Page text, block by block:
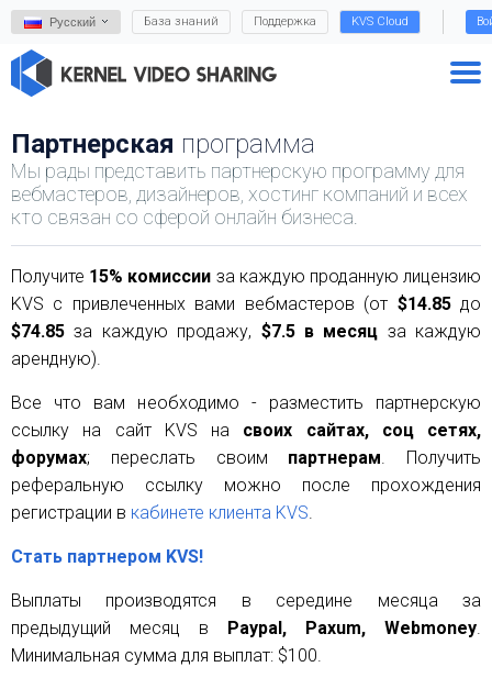
Русский База знаний Поддержка KVS Cloud
Партнерская программа
Мы рады представить партнерскую программу для
вебмастеров, дизайнеров, хостинг компаний и всех
кто связан со сферой онлайн бизнеса.
Получите 15% комиссии за каждую проданную лицензию
KVS с привлеченных вами вебмастеров (от $14.85до
$74.85 за каждую продажу, $7.5 в месяц за каждую
арендную).
Все что вам необходимо - разместить партнерскую
ссылку на сайт KVS на своих сайтах, соц сетях,
форумах; переслать своим партнерам. Получить
реферальную ссылку можно после прохождения
регистрации в кабинете клиента KVS.
Стать партнером KVS!
Выплаты производятся в середине месяца за
предыдущий месяц в Paypal, Paxum, Webmoney.
Минимальная сумма для выплат: $100.